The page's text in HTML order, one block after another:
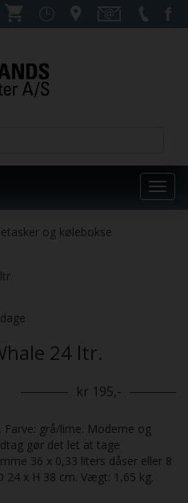
og kølebokse
24 ltr.
kr 195,-
Farve: grå/lime. Moderne og
gør det let at tage
36 x 0,33 liters dåser eller 8
24 x H 38 cm. Vægt: 1,65 kg.